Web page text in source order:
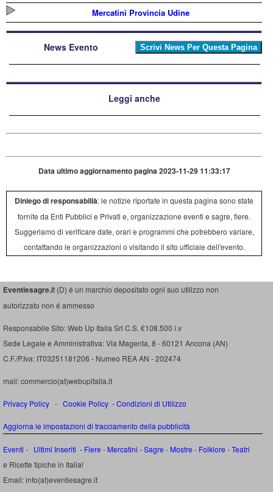
Mercatini Provincia Udine
News Evento
Leggi anche
Data ultimo aggiornamento pagina 2023-11-29 11:33:17
Diniego di responsabilià: le notizie riportate in questa pagina sono state
fornite da Enti Pubblici e Privati e, organizzazione eventi e sagre, fiere.
Suggeriamo di verificare date, orari e programmi che potrebbero variare,
contattando le organizzazioni o visitando il sito ufficiale dell'evento.
Eventiesagre.it (D) é un marchio depositato ogni suo utilizzo non
autorizzato non é ammesso
Responsabile Sito: Web Up Italia Srl C.S. €108.500 i.v
Sede Legale e Amministrativa: Via Magenta, 8 - 60121 Ancona (AN)
C.F./P.Iva: IT03251181206 - Numeo REA AN - 202474
mail: commercio(at)webupitalia.it
Privacy Policy - Cookie Policy -Condizioni di Utilizzo
Aggiorna le impostazioni di tracciamento della pubblicità
Eventi - Ultimi Inseriti - Fiere - Mercatini -Sagre - Mostre - Folklore -Teatri
e Ricette tipiche in Italia!
Email: info(at)eventiesagre.it